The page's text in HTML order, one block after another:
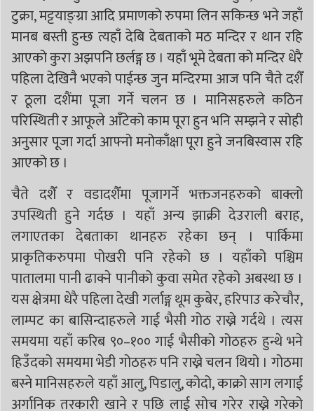
टुक्रा, मट्टयाङ्ग्रा आदि प्रमाणको रुपमा लिन सकिन्छ भने जहाँ
मानब बस्ती हुन्छ त्यहाँ देबि देबताको मठ मन्दिर र थान रहि
आएको कुरा अझपनि छर्लङ्ग छ । यहाँ भूमे देबता को मन्दिर धेरै
पहिला देखिनै भएको पाईन्छ जुन मन्दिरमा आज पनि चैते दशैँ
र ठूला दशैंमा पूजा गर्ने चलन छ । मानिसहरुले कठिन
परिस्थिती र आफूले आँटेको काम पूरा हुन भनि सम्झने र सोही
अनुसार पूजा गर्दा आफ्नो मनोकाँक्षा पूरा हुने जनबिस्वास रहि
आएको छ ।
चैते दशैँ र वडादशैँमा पूजागर्ने भक्तजनहरुको बाक्लो
उपस्थिती हुने गर्दछ । यहाँ अन्य झाक्री देउराली बराह,
लगाएतका देबताका थानहरु रहेका छन् । पार्किमा
प्राकृतिकरुपमा पोखरी पनि रहेको छ । यहाँको पश्चिम
पातालमा पानी ढाक्ने पानीको कुवा समेत रहेको अबस्था छ ।
यस क्षेत्रमा धेरै पहिला देखी गर्लाङ्ग थूम कुबेर, हरिपाउ करेचौर,
लाम्पट का बासिन्दाहरुले गाई भैसी गोठ राख्ने गर्दथे । त्यस
समयमा यहाँ करिब ९०–१०० गाई भैसीको गोठहरु हुन्थे भने
हिउँदको समयमा भेडी गोठहरु पनि राख्ने चलन थियो । गोठमा
बस्ने मानिसहरुले यहाँ आलु, पिडालु, कोदो, काक्रो साग लगाई
अर्गानिक तरकारी खाने र पछि लाई सोच गरेर राख्ने गरेको